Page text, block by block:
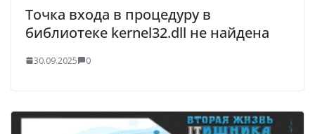
Точка входа в процедуру в
библиотеке kernel32.dll не найдена
30.09.2025 0